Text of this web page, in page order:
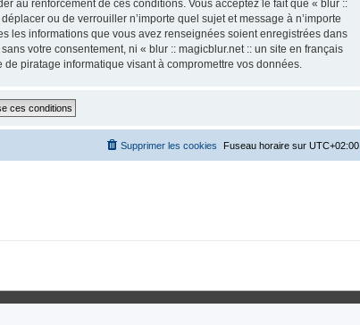
au renforcement de ces conditions. Vous acceptez le fait que « blur ::
ou de verrouiller n’importe quel sujet et message à n’importe
les informations que vous avez renseignées soient enregistrées dans
votre consentement, ni « blur :: magicblur.net :: un site en français
piratage informatique visant à compromettre vos données.
Fuseau horaire sur UTC+02:00
Supprimer les cookies